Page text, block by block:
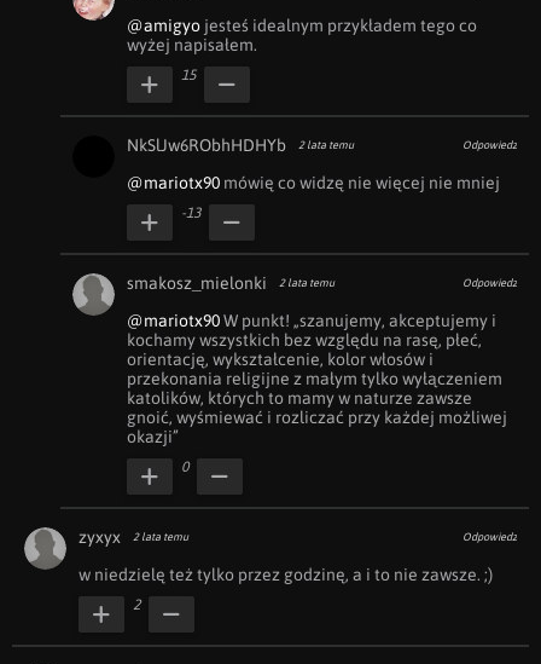
@amigyo jesteś idealnym przykładem tego co
wyżej napisałem.
15
NkSlJw6RObhHDHYb 2 lata temu Odpowiedz
@mariotx90 mówię co widzę nie więcej nie mniej
-13
smakosz_mielonki 2 lata temu Odpowiedz
@mariotx90 W punkt! „szanujemy, akceptujemy i
kochamy wszystkich bez względu na rasę, płeć,
orientację, wykształcenie, kolor włosów i
przekonania religijne z małym tylko wyłączeniem
katolików, których to mamy w naturze zawsze
gnoić, wyśmiewać i rozliczać przy każdej możliwej
okazji”
0
zyxyx 2 lata temu Odpowiedz
w niedzielę też tylko przez godzinę, a i to nie zawsze. ;)
2